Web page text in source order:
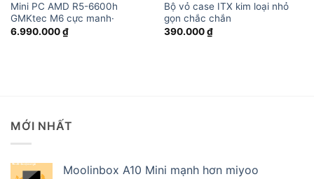
Mini PC AMD R5-6600h
GMKtec M6 cực manh·
6.990.000₫
Bộ vỏ case ITX kim loại nhỏ
gọn chắc chắn
390.000₫
MỚI NHẤT
Moolinbox A10 Mini mạnh hơn miyoo